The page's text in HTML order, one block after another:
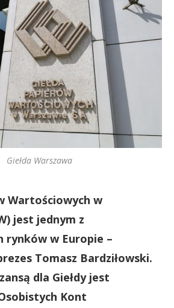
Giełda Warszawa
Wartościowych w
jest jednym z
rynków w Europie –
Tomasz Bardziłowski.
dla Giełdy jest
Kont